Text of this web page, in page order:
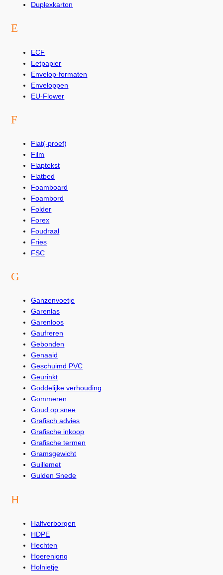
Duplexkarton
E
ECF
Eetpapier
Envelop-formaten
Enveloppen
EU-Flower
F
Fiat(-proef)
Film
Flaptekst
Flatbed
Foamboard
Foambord
Folder
Forex
Foudraal
Fries
FSC
G
Ganzenvoetje
Garenlas
Garenloos
Gaufreren
Gebonden
Genaaid
Geschuimd PVC
Geurinkt
Goddelijke verhouding
Gommeren
Goud op snee
Grafisch advies
Grafische inkoop
Grafische termen
Gramsgewicht
Guillemet
Gulden Snede
H
Halfverborgen
HDPE
Hechten
Hoerenjong
Holnietje